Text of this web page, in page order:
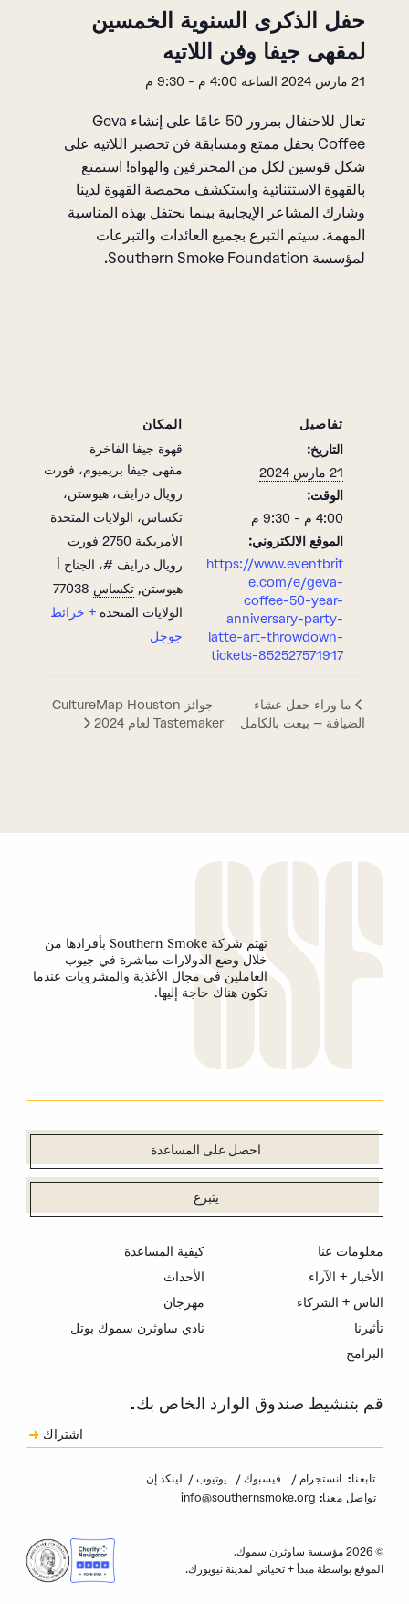
حفل الذكرى السنوية الخمسين
لمقهى جيفا وفن اللاتيه
21 مارس 2024 الساعة 4:00 م - 9:30 م
تعال للاحتفال بمرور 50 عامًا على إنشاء Geva
Coffee بحفل ممتع ومسابقة فن تحضير اللاتيه على
شكل قوسين لكل من المحترفين والهواة! استمتع
بالقهوة الاستثنائية واستكشف محمصة القهوة لدينا
وشارك المشاعر الإيجابية بينما نحتفل بهذه المناسبة
المهمة. سيتم التبرع بجميع العائدات والتبرعات
لمؤسسة Southern Smoke Foundation.
تفاصيل
التاريخ:
21 مارس 2024
الوقت:
4:00 م - 9:30 م
الموقع الالكتروني:
https://www.eventbrit
e.com/e/geva-
coffee-50-year-
anniversary-party-
latte-art-throwdown-
tickets-852527571917
المكان
قهوة جيفا الفاخرة
مقهى جيفا بريميوم، فورت
رويال درايف، هيوستن،
تكساس، الولايات المتحدة
الأمريكية 2750 فورت
رويال درايف #، الجناح أ
هيوستن, تكساس 77038
الولايات المتحدة + خرائط
جوجل
ما وراء حفل عشاء
الضيافة – بيعت بالكامل
جوائز CultureMap Houston
Tastemaker لعام 2024
تهتم شركة Southern Smoke بأفرادها من
خلال وضع الدولارات مباشرة في جيوب
العاملين في مجال الأغذية والمشروبات عندما
تكون هناك حاجة إليها.
احصل على المساعدة
يتبرع
معلومات عنا
الأخبار + الآراء
الناس + الشركاء
تأثيرنا
البرامج
كيفية المساعدة
الأحداث
مهرجان
نادي ساوثرن سموك بوتل
قم بتنشيط صندوق الوارد الخاص بك.
اشتراك
تابعنا: انستجرام فيسبوك يوتيوب لينكد إن
تواصل معنا: info@southernsmoke.org
© 2026 مؤسسة ساوثرن سموك.
الموقع بواسطة مبدأ + تحياتي لمدينة نيويورك.